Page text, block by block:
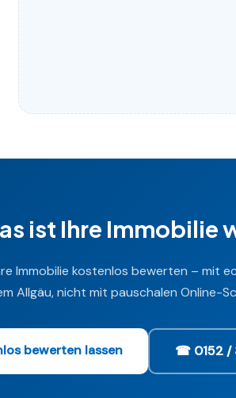
ist Ihre Immobilie
Immobilie kostenlos bewerten – mit
Allgäu, nicht mit pauschalen Online-
bewerten lassen ☎ 0152 /